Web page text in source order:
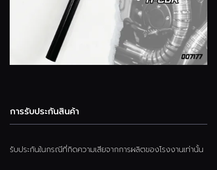
การรับประกันสินค้า
รับประกันในกรณีที่กิดความเสียจากการผลิตของโรงงานเท่านั้น